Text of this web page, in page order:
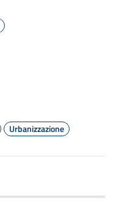
Urbanizzazione